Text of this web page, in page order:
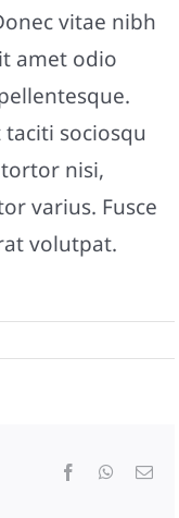
vitae nibh
amet odio
sociosqu
nisi,
varius. Fusce
volutpat.
FacebookWhatsApp
E-